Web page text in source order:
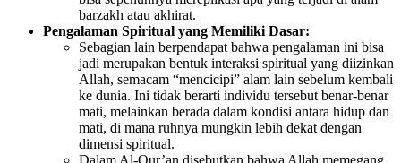
barzakh atau akhirat.
Pengalaman Spiritual yang Memiliki Dasar:
Sebagian lain berpendapat bahwa pengalaman ini bisa
jadi merupakan bentuk interaksi spiritual yang diizinkan
Allah, semacam “mencicipi” alam lain sebelum kembali
ke dunia. Ini tidak berarti individu tersebut benar-benar
mati, melainkan berada dalam kondisi antara hidup dan
mati, di mana ruhnya mungkin lebih dekat dengan
dimensi spiritual.
Dalam Al-Qur’an disebutkan bahwa Allah memegang